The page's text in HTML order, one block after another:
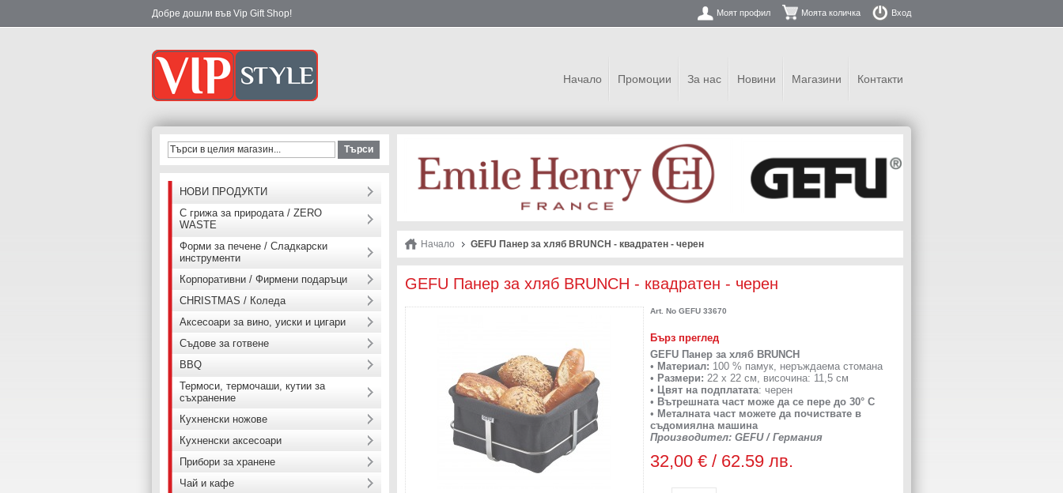
Добре дошли във Vip Gift Shop! Моят профил Моята количка Вход
Начало Промоции За нас Новини Магазини Контакти
Начало GEFU Панер за хляб BRUNCH - квадратен - черен
GEFU Панер за хляб BRUNCH - квадратен - черен
Art. No GEFU 33670
Бърз преглед
GEFU Панер за хляб BRUNCH
• Материал: 100 % памук, неръждаема стоманa
• Размери: 22 х 22 см, височина: 11,5 см
• Цвят на подплатата: черен
• Вътрешната част може да се пере до 30° С
• Металната част можете да почиствате в
съдомиялна машина
Производител: GEFU / Германия
32,00 € / 62.59 лв.
Търси
НОВИ ПРОДУКТИ
С грижа за природата / ZERO
WASTE
Форми за печене / Сладкарски
инструменти
Корпоративни / Фирмени подаръци
CHRISTMAS / Коледа
Аксесоари за вино, уиски и цигари
Съдове за готвене
BBQ
Термоси, термочаши, кутии за
съхранение
Кухненски ножове
Кухненски аксесоари
Прибори за хранене
Чай и кафе